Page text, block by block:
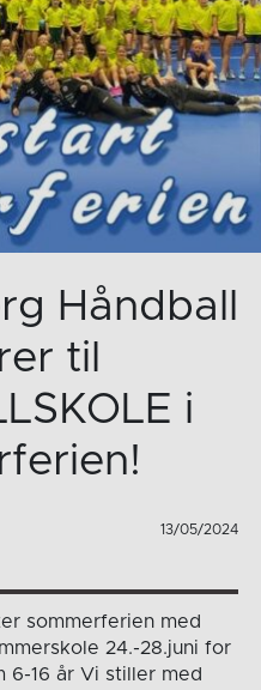
Håndball
til
i
13/05/2024
sommerferien med
24.-28.juni for
6-16 år Vi stiller med